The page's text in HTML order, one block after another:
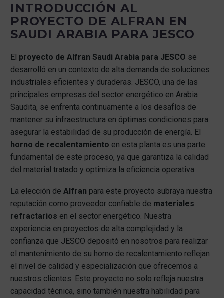
INTRODUCCIÓN AL
PROYECTO DE ALFRAN EN
SAUDI ARABIA PARA JESCO
El proyecto de Alfran Saudi Arabia para JESCO se
desarrolló en un contexto de alta demanda de soluciones
industriales eficientes y duraderas. JESCO, una de las
principales empresas del sector energético en Arabia
Saudita, se enfrenta continuamente a los desafíos de
mantener su infraestructura en óptimas condiciones para
asegurar la estabilidad de su producción de energía. El
horno de recalentamiento en esta planta es una parte
fundamental de este proceso, ya que garantiza la calidad
del material tratado y optimiza la eficiencia operativa.
La elección de Alfran para este proyecto subraya nuestra
reputación como proveedor confiable de materiales
refractarios en el sector energético. Nuestra
experiencia en proyectos de alta complejidad y la
confianza que JESCO depositó en nosotros para realizar
el mantenimiento de su horno de recalentamiento reflejan
el nivel de calidad y especialización que ofrecemos a
nuestros clientes. Este proyecto no solo refleja nuestra
capacidad técnica, sino también nuestra habilidad para